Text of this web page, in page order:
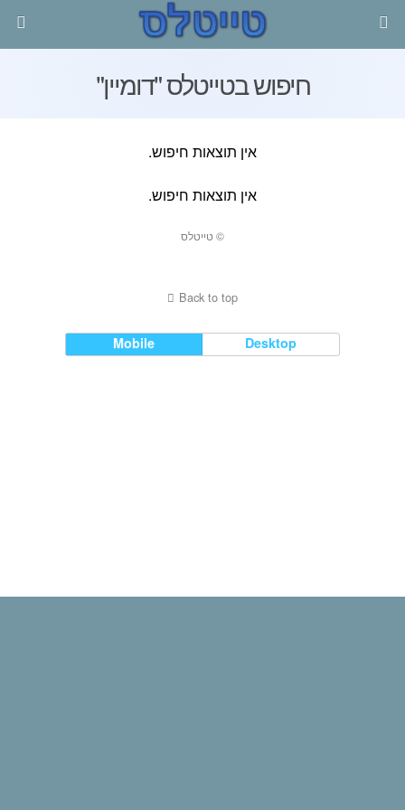
חיפוש בטייטלס "דומיין"
אין תוצאות חיפוש.
אין תוצאות חיפוש.
© טייטלס
Back to top
Mobile Desktop